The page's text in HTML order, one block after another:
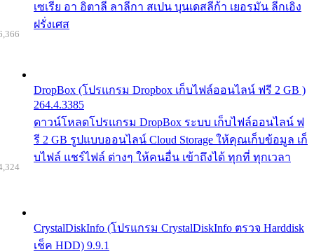
เซเรีย อา อิตาลี ลาลีกา สเปน บุนเดสลีก้า เยอรมัน ลีกเอิง
ฝรั่งเศส
DropBox (โปรแกรม Dropbox เก็บไฟล์ออนไลน์ ฟรี 2 GB )
264.4.3385
ดาวน์โหลดโปรแกรม DropBox ระบบ เก็บไฟล์ออนไลน์ ฟ
รี 2 GB รูปแบบออนไลน์ Cloud Storage ให้คุณเก็บข้อมูล เก็
บไฟล์ แชร์ไฟล์ ต่างๆ ให้คนอื่น เข้าถึงได้ ทุกที่ ทุกเวลา
CrystalDiskInfo (โปรแกรม CrystalDiskInfo ตรวจ Harddisk
เช็ค HDD) 9.9.1